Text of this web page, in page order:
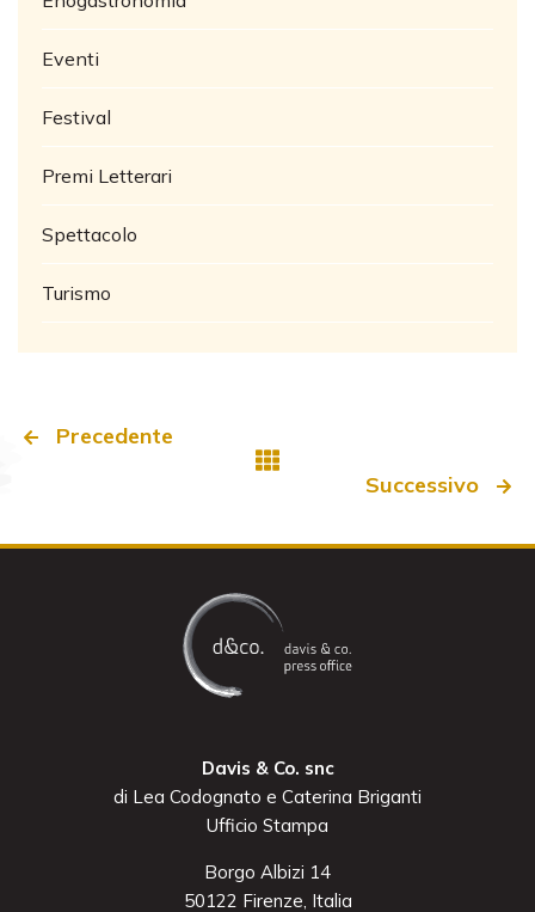
Eventi
Festival
Premi Letterari
Spettacolo
Turismo
Precedente
Successivo
Davis & Co. snc
di Lea Codognato e Caterina Briganti
Ufficio Stampa
Borgo Albizi 14
50122 Firenze, Italia